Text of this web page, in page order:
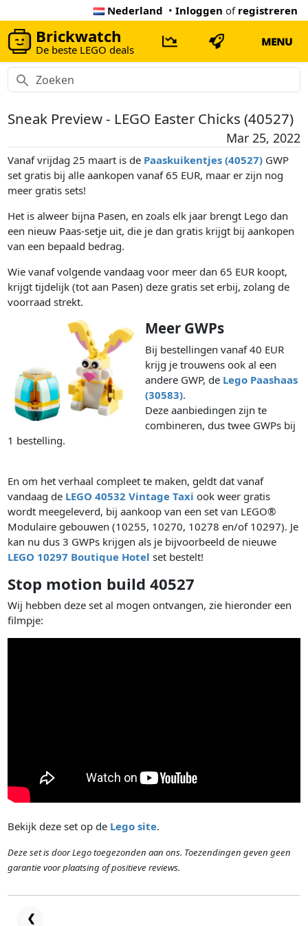
Nederland • Inloggen of registreren
Brickwatch
De beste LEGO deals
MENU
Sneak Preview - LEGO Easter Chicks (40527)
Mar 25, 2022
Vanaf vrijdag 25 maart is de Paaskuikentjes (40527) GWP
set gratis bij alle aankopen vanaf 65 EUR, maar er zijn nog
meer gratis sets!
Het is alweer bijna Pasen, en zoals elk jaar brengt Lego dan
een nieuw Paas-setje uit, die je dan gratis krijgt bij aankopen
van een bepaald bedrag.
Wie vanaf volgende vandaag voor meer dan 65 EUR koopt,
krijgt tijdelijk (tot aan Pasen) deze gratis set erbij, zolang de
voorraad strekt.
Meer GWPs
Bij bestellingen vanaf 40 EUR
krijg je trouwens ook al een
andere GWP, de Lego Paashaas
(30583).
Deze aanbiedingen zijn te
combineren, dus twee GWPs bij
1 bestelling.
En om het verhaal compleet te maken, geldt dat vanaf
vandaag de LEGO 40532 Vintage Taxi ook weer gratis
wordt meegeleverd, bij aankoop van een set van LEGO®
Modulaire gebouwen (10255, 10270, 10278 en/of 10297). Je
kan nu dus 3 GWPs krijgen als je bijvoorbeeld de nieuwe
LEGO 10297 Boutique Hotel set bestelt!
Stop motion build 40527
Wij hebben deze set al mogen ontvangen, zie hieronder een
filmpje:
Bekijk deze set op de Lego site.
Deze set is door Lego toegezonden aan ons. Toezendingen geven geen
garantie voor plaatsing of positieve reviews.
❮